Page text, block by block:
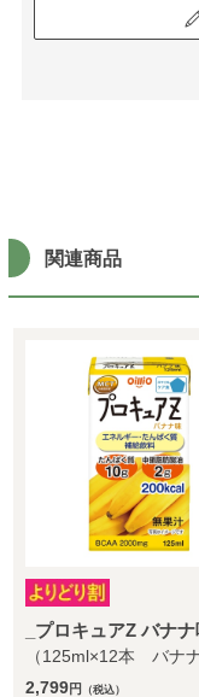
関連商品
_プロキュアZ バナ
（125ml×12本 バナナ
2,799円 （税込）